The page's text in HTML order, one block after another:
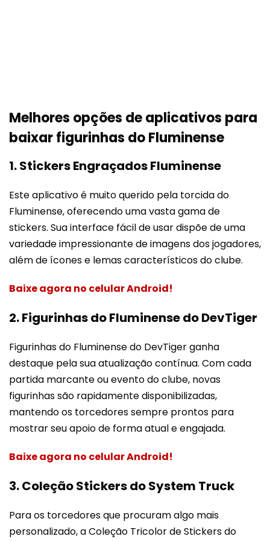
Melhores opções de aplicativos para
baixar figurinhas do Fluminense
1. Stickers Engraçados Fluminense
Este aplicativo é muito querido pela torcida do
Fluminense, oferecendo uma vasta gama de
stickers. Sua interface fácil de usar dispõe de uma
variedade impressionante de imagens dos jogadores,
além de ícones e lemas característicos do clube.
Baixe agora no celular Android!
2. Figurinhas do Fluminense do DevTiger
Figurinhas do Fluminense do DevTiger ganha
destaque pela sua atualização contínua. Com cada
partida marcante ou evento do clube, novas
figurinhas são rapidamente disponibilizadas,
mantendo os torcedores sempre prontos para
mostrar seu apoio de forma atual e engajada.
Baixe agora no celular Android!
3. Coleção Stickers do System Truck
Para os torcedores que procuram algo mais
personalizado, a Coleção Tricolor de Stickers do